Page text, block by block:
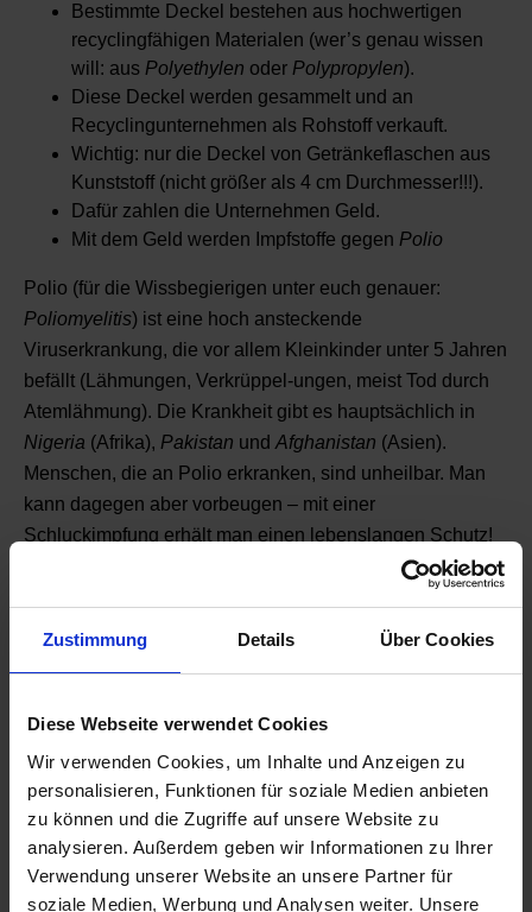
Zustimmung Details Über Cookies
Diese Webseite verwendet Cookies
Wir verwenden Cookies, um Inhalte und Anzeigen zu
personalisieren, Funktionen für soziale Medien anbieten
zu können und die Zugriffe auf unsere Website zu
analysieren. Außerdem geben wir Informationen zu Ihrer
Verwendung unserer Website an unsere Partner für
soziale Medien, Werbung und Analysen weiter. Unsere
Bestimmte Deckel bestehen aus hochwertigen
recyclingfähigen Materialen (wer’s genau wissen
will: aus Polyethylen oder Polypropylen).
Diese Deckel werden gesammelt und an
Recyclingunternehmen als Rohstoff verkauft.
Wichtig: nur die Deckel von Getränkeflaschen aus
Kunststoff (nicht größer als 4 cm Durchmesser!!!).
Dafür zahlen die Unternehmen Geld.
Mit dem Geld werden Impfstoffe gegen Polio
Polio (für die Wissbegierigen unter euch genauer:
Poliomyelitis) ist eine hoch ansteckende
Viruserkrankung, die vor allem Kleinkinder unter 5 Jahren
befällt (Lähmungen, Verkrüppel-ungen, meist Tod durch
Atemlähmung). Die Krankheit gibt es hauptsächlich in
Nigeria (Afrika), Pakistan und Afghanistan (Asien).
Menschen, die an Polio erkranken, sind unheilbar. Man
kann dagegen aber vorbeugen – mit einer
Schluckimpfung erhält man einen lebenslangen Schutz!
500 Deckel ergeben eine Impfung gegen Polio!!!
Kunststoff ergeben, wie viel wiegt
dann 1 Deckel?
Wir machen dabei mit! Denn: